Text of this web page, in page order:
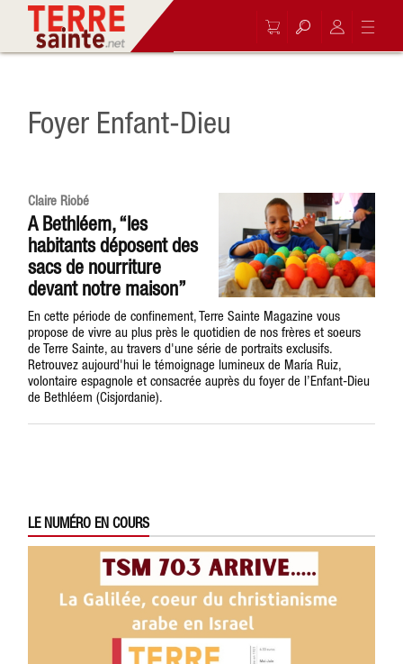
Foyer Enfant-Dieu
Claire Riobé
A Bethléem, “les
habitants déposent des
sacs de nourriture
devant notre maison”
En cette période de confinement, Terre Sainte Magazine vous
propose de vivre au plus près le quotidien de nos frères et soeurs
de Terre Sainte, au travers d'une série de portraits exclusifs.
Retrouvez aujourd'hui le témoignage lumineux de María Ruiz,
volontaire espagnole et consacrée auprès du foyer de l’Enfant-Dieu
de Bethléem (Cisjordanie).
LE NUMÉRO EN COURS